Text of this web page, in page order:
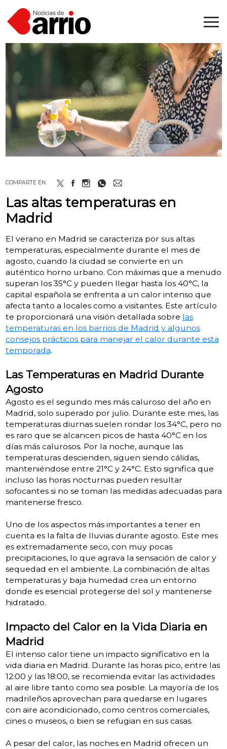
COMPARTE EN:
Las altas temperaturas en
Madrid
El verano en Madrid se caracteriza por sus altas
temperaturas, especialmente durante el mes de
agosto, cuando la ciudad se convierte en un
auténtico horno urbano. Con máximas que a menudo
superan los 35°C y pueden llegar hasta los 40°C, la
capital española se enfrenta a un calor intenso que
afecta tanto a locales como a visitantes. Este artículo
te proporcionará una visión detallada sobre las
temperaturas en los barrios de Madrid y algunos
consejos prácticos para manejar el calor durante esta
temporada.
Las Temperaturas en Madrid Durante
Agosto
Agosto es el segundo mes más caluroso del año en
Madrid, solo superado por julio. Durante este mes, las
temperaturas diurnas suelen rondar los 34°C, pero no
es raro que se alcancen picos de hasta 40°C en los
días más calurosos​. Por la noche, aunque las
temperaturas descienden, siguen siendo cálidas,
manteniéndose entre 21°C y 24°C. Esto significa que
incluso las horas nocturnas pueden resultar
sofocantes si no se toman las medidas adecuadas para
mantenerse fresco.
Uno de los aspectos más importantes a tener en
cuenta es la falta de lluvias durante agosto. Este mes
es extremadamente seco, con muy pocas
precipitaciones, lo que agrava la sensación de calor y
sequedad en el ambiente​. La combinación de altas
temperaturas y baja humedad crea un entorno
donde es esencial protegerse del sol y mantenerse
hidratado.
Impacto del Calor en la Vida Diaria en
Madrid
El intenso calor tiene un impacto significativo en la
vida diaria en Madrid. Durante las horas pico, entre las
12:00 y las 18:00, se recomienda evitar las actividades
al aire libre tanto como sea posible. La mayoría de los
madrileños aprovechan para quedarse en lugares
con aire acondicionado, como centros comerciales,
cines o museos, o bien se refugian en sus casas​.
A pesar del calor, las noches en Madrid ofrecen un